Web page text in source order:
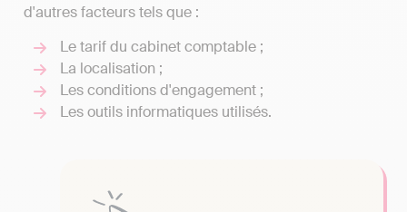
d'autres facteurs tels que :
Le tarif du cabinet comptable ;
La localisation ;
Les conditions d'engagement ;
Les outils informatiques utilisés.